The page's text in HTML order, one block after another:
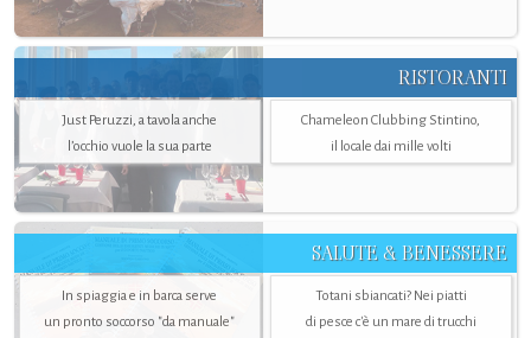
RISTORANTI
Just Peruzzi, a tavola anche
l’occhio vuole la sua parte
Chameleon Clubbing Stintino,
il locale dai mille volti
SALUTE & BENESSERE
In spiaggia e in barca serve
un pronto soccorso "da manuale"
Totani sbiancati? Nei piatti
di pesce c'è un mare di trucchi